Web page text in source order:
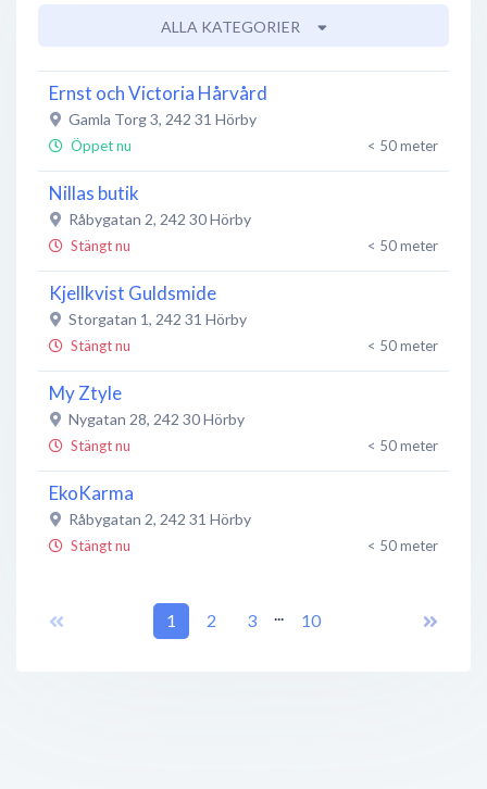
ALLA KATEGORIER
Ernst och Victoria Hårvård
Gamla Torg 3, 242 31 Hörby
Öppet nu < 50 meter
Nillas butik
Råbygatan 2, 242 30Hörby
Stängt nu < 50 meter
Kjellkvist Guldsmide
Storgatan 1, 242 31 Hörby
Stängt nu < 50 meter
My Ztyle
Nygatan 28, 242 30Hörby
Stängt nu < 50 meter
EkoKarma
Råbygatan 2, 242 31 Hörby
Stängt nu < 50 meter
Hörby Centrum 243 34 Hörby
1 2 3 ... 10